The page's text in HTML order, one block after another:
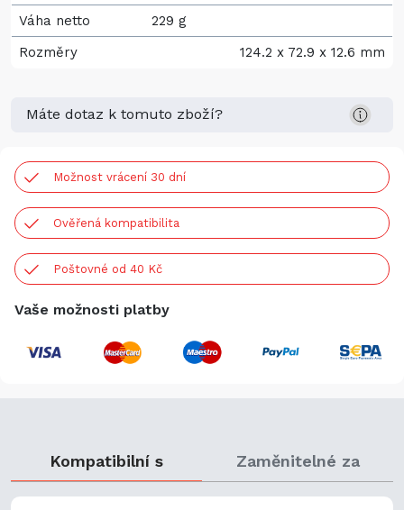
Váha netto
229 g
Rozměry
124.2 x 72.9 x 12.6 mm
Máte dotaz k tomuto zboží?
Možnost vrácení 30 dní
Ověřená kompatibilita
Poštovné od 40 Kč
Vaše možnosti platby
Kompatibilní s Zaměnitelné za